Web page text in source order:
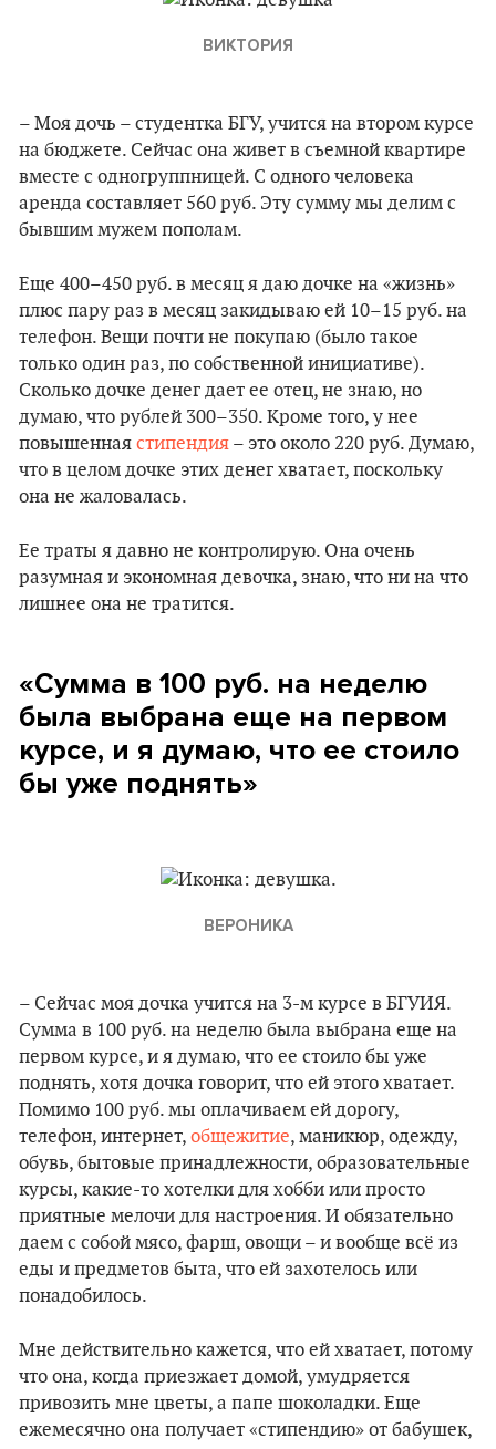
ВИКТОРИЯ
– Моя дочь – студентка БГУ, учится на втором курсе
на бюджете. Сейчас она живет в съемной квартире
вместе с одногруппницей. С одного человека
аренда составляет 560 руб. Эту сумму мы делим с
бывшим мужем пополам.
Еще 400–450 руб. в месяц я даю дочке на «жизнь»
плюс пару раз в месяц закидываю ей 10–15 руб. на
телефон. Вещи почти не покупаю (было такое
только один раз, по собственной инициативе).
Сколько дочке денег дает ее отец, не знаю, но
думаю, что рублей 300–350. Кроме того, у нее
повышенная стипендия – это около 220 руб. Думаю,
что в целом дочке этих денег хватает, поскольку
она не жаловалась.
Ее траты я давно не контролирую. Она очень
разумная и экономная девочка, знаю, что ни на что
лишнее она не тратится.
«Сумма в 100 руб. на неделю
была выбрана еще на первом
курсе, и я думаю, что ее стоило
бы уже поднять»
ВЕРОНИКА
– Сейчас моя дочка учится на 3-м курсе в БГУИЯ.
Сумма в 100 руб. на неделю была выбрана еще на
первом курсе, и я думаю, что ее стоило бы уже
поднять, хотя дочка говорит, что ей этого хватает.
Помимо 100 руб. мы оплачиваем ей дорогу,
телефон, интернет, общежитие, маникюр, одежду,
обувь, бытовые принадлежности, образовательные
курсы, какие-то хотелки для хобби или просто
приятные мелочи для настроения. И обязательно
даем с собой мясо, фарш, овощи – и вообще всё из
еды и предметов быта, что ей захотелось или
понадобилось.
Мне действительно кажется, что ей хватает, потому
что она, когда приезжает домой, умудряется
привозить мне цветы, а папе шоколадки. Еще
ежемесячно она получает «стипендию» от бабушек,